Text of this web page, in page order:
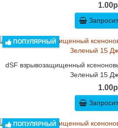
ПОПУЛЯРНЫЙ
dSF взрывозащищенный
Зеленый 15
ПОПУЛЯРНЫЙ